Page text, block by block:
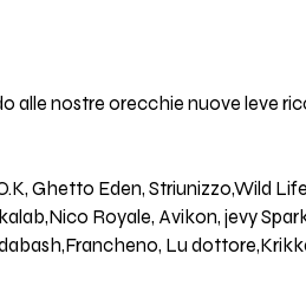
alle nostre orecchie nuove leve
Ghetto Eden, Striunizzo,Wild
Royale, Avikon, jevy
Lu